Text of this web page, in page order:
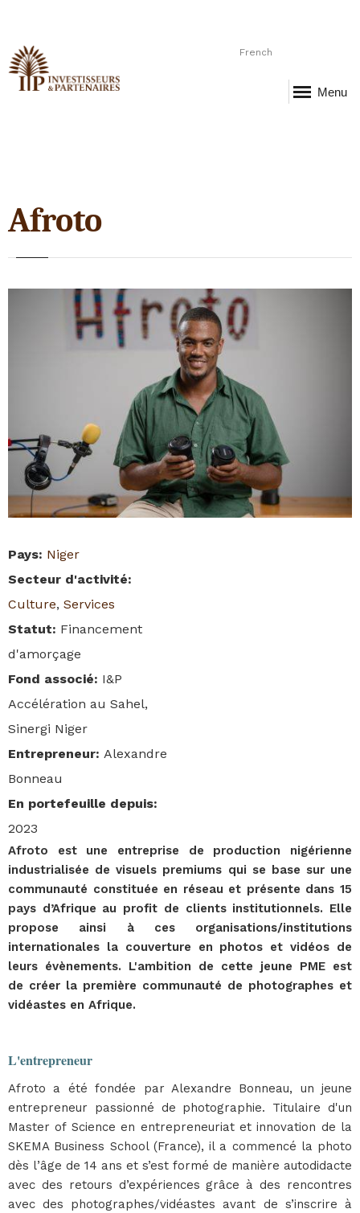
French
Menu
Afroto
Pays: Niger
Secteur d'activité:
Culture, Services
Statut: Financement
d'amorçage
Fond associé: I&P
Accélération au Sahel,
Sinergi Niger
Entrepreneur: Alexandre
Bonneau
En portefeuille depuis:
2023
Afroto est une entreprise de production nigérienne
industrialisée de visuels premiums qui se base sur une
communauté constituée en réseau et présente dans 15
pays d’Afrique au profit de clients institutionnels. Elle
propose ainsi à ces organisations/institutions
internationales la couverture en photos et vidéos de
leurs évènements. L'ambition de cette jeune PME est
de créer la première communauté de photographes et
vidéastes en Afrique.
L'entrepreneur
Afroto a été fondée par Alexandre Bonneau, un jeune
entrepreneur passionné de photographie. Titulaire d'un
Master of Science en entrepreneuriat et innovation de la
SKEMA Business School (France), il a commencé la photo
dès l’âge de 14 ans et s’est formé de manière autodidacte
avec des retours d’expériences grâce à des rencontres
avec des photographes/vidéastes avant de s’inscrire à